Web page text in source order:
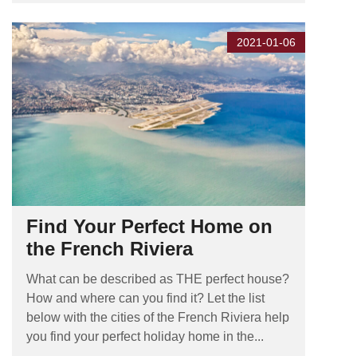
2021-01-06
Find Your Perfect Home on
the French Riviera
What can be described as THE perfect house?
How and where can you find it? Let the list
below with the cities of the French Riviera help
you find your perfect holiday home in the...